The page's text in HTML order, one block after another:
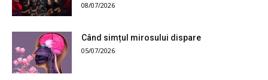
08/07/2026
Când simțul mirosului dispare
05/07/2026